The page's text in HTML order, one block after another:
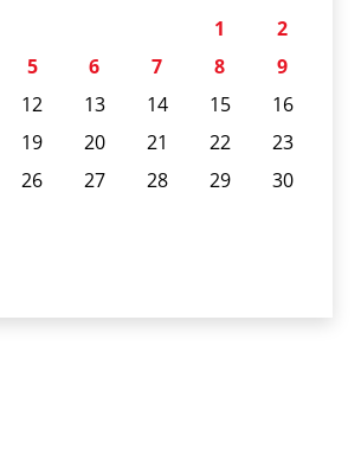
1
2
5 6 7 8
9
12 13 14 15
16
19 20 21 22
23
26 27 28 29
30